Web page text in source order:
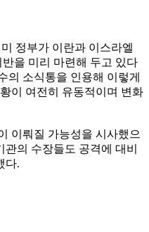
정부가 이란과 이스라엘
을 미리 마련해 두고 있다
의 소식통을 인용해 이렇게
이 여전히 유동적이며 변화
이뤄질 가능성을 시사했으
의 수장들도 공격에 대비
다.